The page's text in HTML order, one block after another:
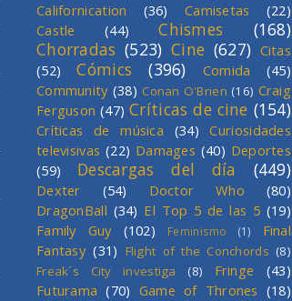
Californication
(36) Camisetas
(22)
Castle
(44) Chismes
(168)
Chorradas (523) Cine (627) Citas
(52)
Cómics (396) Comida
(45)
Community (38) Conan O'Brien (16) Craig
Ferguson (47) Críticas de cine (154)
Críticas de música (34)
Curiosidades
televisivas (22) Damages (40) Deportes
(59)
Descargas del día (449)
Dexter (54) Doctor Who
(80)
DragonBall (34) El Top 5 de las 5 (19)
Family Guy
(102) Feminismo (1)
Final
Fantasy (31) Flight of the Conchords (8)
Freak´s City investiga
(8) Fringe
(43)
Futurama (70) Game of Thrones (18)